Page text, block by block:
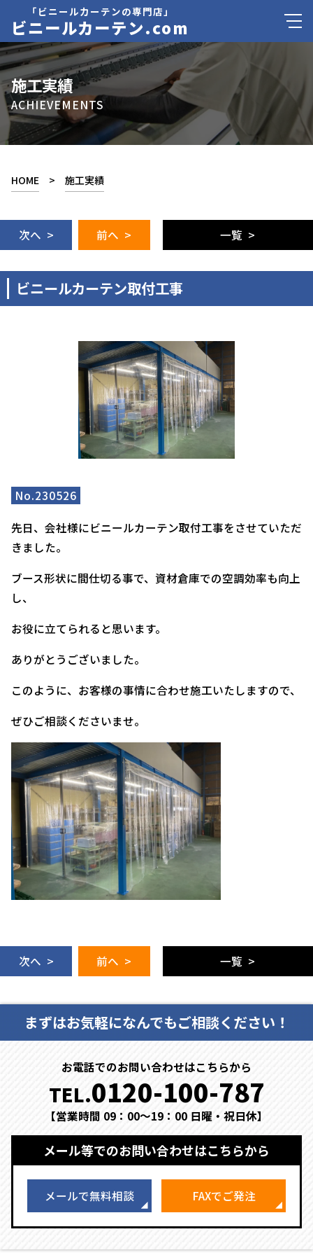
「ビニールカーテンの専門店」
ビニールカーテン.com
施工実績
ACHIEVEMENTS
HOME > 施工実績
次へ > 前へ > 一覧 >
ビニールカーテン取付工事
No.230526
先日、会社様にビニールカーテン取付工事をさせていただ
きました。
ブース形状に間仕切る事で、資材倉庫での空調効率も向上
し、
お役に立てられると思います。
ありがとうございました。
このように、お客様の事情に合わせ施工いたしますので、
ぜひご相談くださいませ。
次へ > 前へ > 一覧 >
まずはお気軽になんでもご相談ください！
お電話でのお問い合わせはこちらから
TEL.0120-100-787
【営業時間 09：00～19：00 日曜・祝日休】
メール等でのお問い合わせはこちらから
メールで無料相談 FAXでご発注